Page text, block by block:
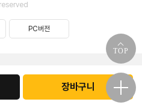
장바구니
PC버전
개인정보처리방침
TOP